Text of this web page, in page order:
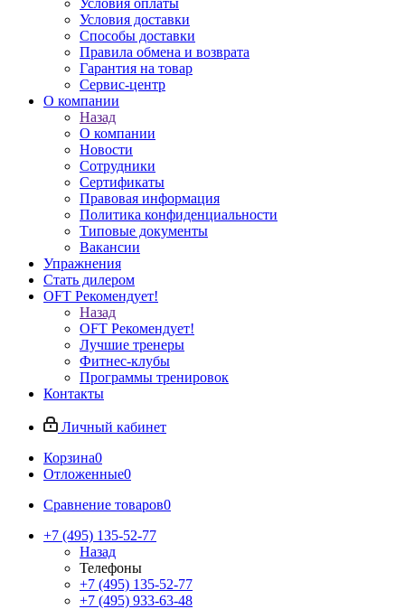
Условия оплаты
Условия доставки
Способы доставки
Правила обмена и возврата
Гарантия на товар
Сервис-центр
О компании
Назад
О компании
Новости
Сотрудники
Сертификаты
Правовая информация
Политика конфиденциальности
Типовые документы
Вакансии
Упражнения
Стать дилером
OFT Рекомендует!
Назад
OFT Рекомендует!
Лучшие тренеры
Фитнес-клубы
Программы тренировок
Контакты
Личный кабинет
Корзина0
Отложенные0
Сравнение товаров0
+7 (495) 135-52-77
Назад
Телефоны
+7 (495) 135-52-77
+7 (495) 933-63-48